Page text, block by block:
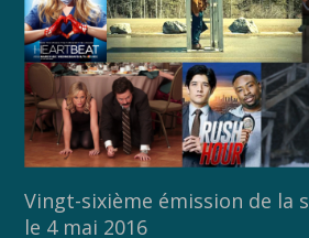
Vingt-sixième émission de la
le 4 mai 2016